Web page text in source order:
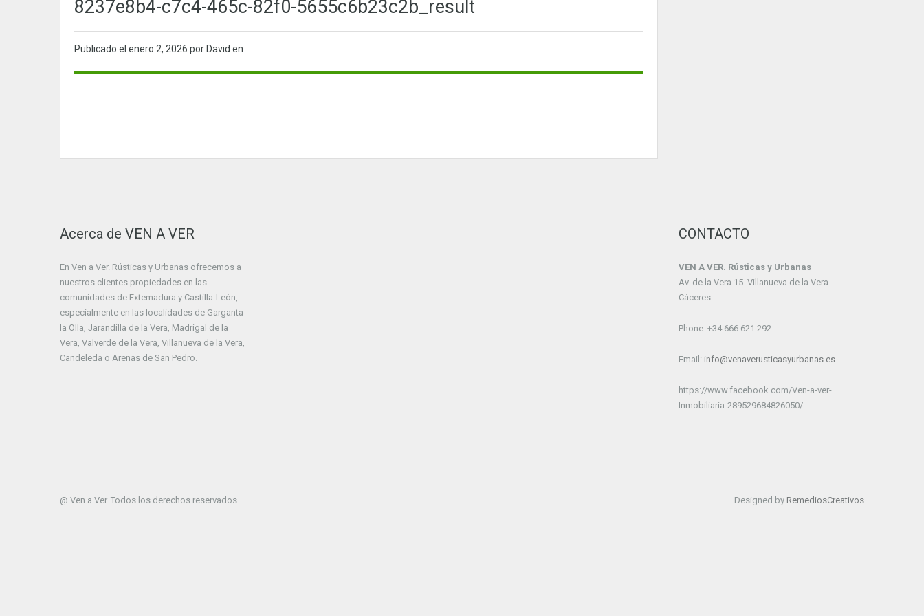
8237e8b4-c7c4-465c-82f0-5655c6b23c2b_result
Publicado el enero 2, 2026 por David en
Acerca de VEN A VER
En Ven a Ver. Rústicas y Urbanas ofrecemos a
nuestros clientes propiedades en las
comunidades de Extemadura y Castilla-León,
especialmente en las localidades de Garganta
la Olla, Jarandilla de la Vera, Madrigal de la
Vera, Valverde de la Vera, Villanueva de la Vera,
Candeleda o Arenas de San Pedro.
CONTACTO
VEN A VER. Rústicas y Urbanas
Av. de la Vera 15. Villanueva de la Vera.
Cáceres
Phone: +34 666 621 292
Email: info@venaverusticasyurbanas.es
https://www.facebook.com/Ven-a-ver-
Inmobiliaria-289529684826050/
@ Ven a Ver. Todos los derechos reservados Designed by RemediosCreativos